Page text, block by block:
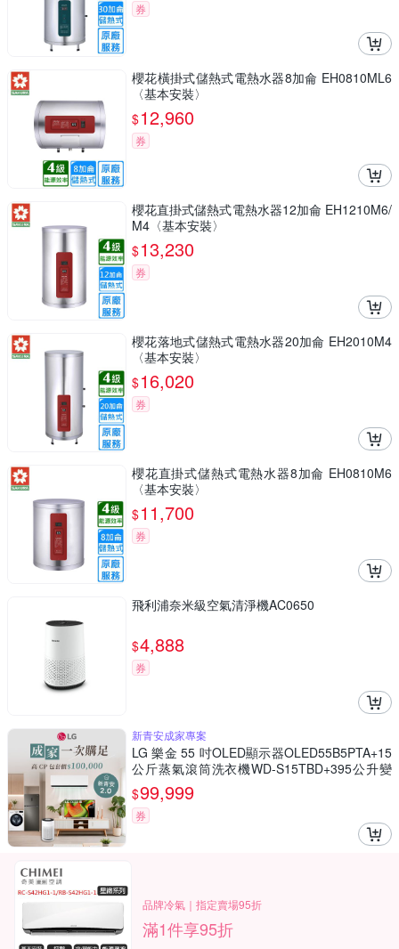
券
櫻花橫掛式儲熱式電熱水器8加侖 EH0810ML6
〈基本安裝〉
$12,960
券
櫻花直掛式儲熱式電熱水器12加侖 EH1210M6/
M4〈基本安裝〉
$13,230
券
櫻花落地式儲熱式電熱水器20加侖 EH2010M4
〈基本安裝〉
$16,020
券
櫻花直掛式儲熱式電熱水器8加侖 EH0810M6
〈基本安裝〉
$11,700
券
飛利浦奈米級空氣清淨機AC0650
$4,888
券
新青安成家專案
LG 樂金 55 吋OLED顯示器OLED55B5PTA+15
公斤蒸氣滾筒洗衣機WD-S15TBD+395公升變
頻雙門冰箱GN-HL392BSN+清淨機AS601HWG
0+變頻空調LS-28IDHS
$99,999
券
品牌冷氣｜指定賣場95折
滿1件享95折